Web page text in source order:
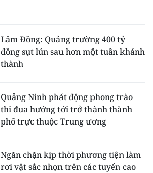
Lâm Đồng: Quảng trường 400 tỷ
đồng sụt lún sau hơn một tuần khánh
thành
Quảng Ninh phát động phong trào
thi đua hướng tới trở thành thành
phố trực thuộc Trung ương
Ngăn chặn kịp thời phương tiện làm
rơi vật sắc nhọn trên các tuyến cao